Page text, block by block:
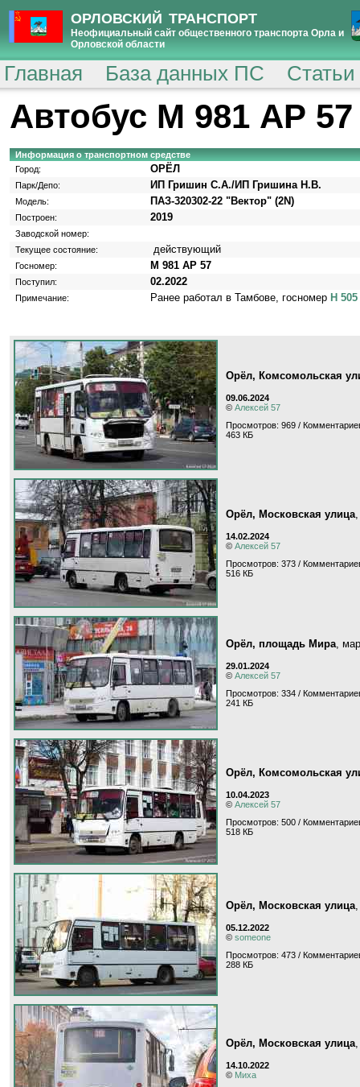
ОРЛОВСКИЙ ТРАНСПОРТ
Неофициальный сайт общественного транспорта Орла и
Орловской области
Главная База данных ПС
Автобус М 981 АР 57
Информация о транспортном средстве
Город:
ОРЁЛ
Парк/Депо: ИП Гришин С.А./ИП Гришина Н.В.
Модель: ПАЗ-320302-22 "Вектор" (2N)
Построен: 2019
Заводской номер:
Текущее состояние:
действующий
Госномер: М 981 АР 57
Поступил: 02.2022
Примечание: Ранее работал в Тамбове, госномер Н
Орёл, Комсомольская
09.06.2024
© Алексей 57
Просмотров: 969 /
463 КБ
Орёл, Московская улица
14.02.2024
© Алексей 57
Просмотров: 373 /
516 КБ
Орёл, площадь Мира,
29.01.2024
© Алексей 57
Просмотров: 334 /
241 КБ
Орёл, Комсомольская
10.04.2023
© Алексей 57
Просмотров: 500 /
518 КБ
Орёл, Московская улица
05.12.2022
© someone
Просмотров: 473 /
288 КБ
Орёл, Московская улица
14.10.2022
© Миха